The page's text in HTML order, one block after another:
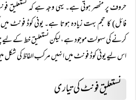
حروف پر منحصر ہوتی ہے۔ یہی وجہ ہے کہ نستعلیق
فائل) کا حجم بہت زیادہ ہوتا ہے۔ یونی کوڈ فونٹ
کرنے کی سہولت موجود ہے، لیکن نستعلیق خط کے لیے
اس لیے یونی کوڈ فونٹ میں انہیں مرکب الفاظ کی شکل
نستعلیق فونٹ کی تیاری